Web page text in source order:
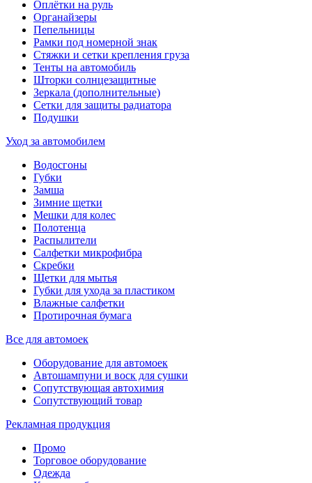
Оплётки на руль
Органайзеры
Пепельницы
Рамки под номерной знак
Стяжки и сетки крепления груза
Тенты на автомобиль
Шторки солнцезащитные
Зеркала (дополнительные)
Сетки для защиты радиатора
Подушки
Уход за автомобилем
Водосгоны
Губки
Замша
Зимние щетки
Мешки для колес
Полотенца
Распылители
Салфетки микрофибра
Скребки
Щетки для мытья
Губки для ухода за пластиком
Влажные салфетки
Протирочная бумага
Все для автомоек
Оборудование для автомоек
Автошампуни и воск для сушки
Сопутствующая автохимия
Сопутствующий товар
Рекламная продукция
Промо
Торговое оборудование
Одежда